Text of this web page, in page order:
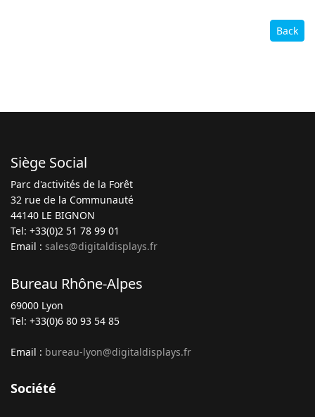
Back
Siège Social
Parc d'activités de la Forêt
32 rue de la Communauté
44140 LE BIGNON
Tel: +33(0)2 51 78 99 01
Email : sales@digitaldisplays.fr
Bureau Rhône-Alpes
69000 Lyon
Tel: +33(0)6 80 93 54 85
Email : bureau-lyon@digitaldisplays.fr
Société